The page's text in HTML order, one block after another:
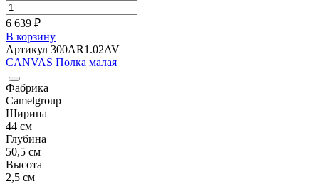
6 639 ₽
В корзину
Артикул 300AR1.02AV
CANVAS Полка малая
Фабрика
Camelgroup
Ширина
44 см
Глубина
50,5 см
Высота
2,5 см